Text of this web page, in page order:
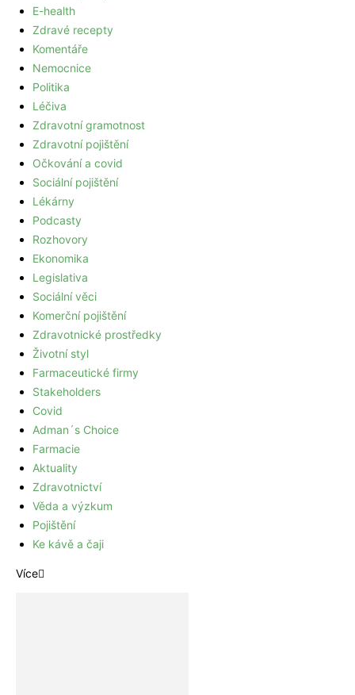
E-health
Zdravé recepty
Komentáře
Nemocnice
Politika
Léčiva
Zdravotní gramotnost
Zdravotní pojištění
Očkování a covid
Sociální pojištění
Lékárny
Podcasty
Rozhovory
Ekonomika
Legislativa
Sociální věci
Komerční pojištění
Zdravotnické prostředky
Životní styl
Farmaceutické firmy
Stakeholders
Covid
Adman´s Choice
Farmacie
Aktuality
Zdravotnictví
Věda a výzkum
Pojištění
Ke kávě a čaji
Více